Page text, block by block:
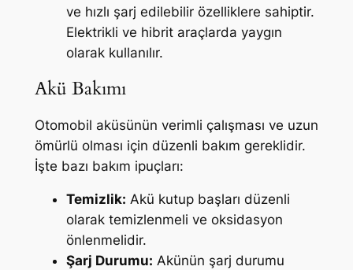
ve hızlı şarj edilebilir özelliklere sahiptir.
Elektrikli ve hibrit araçlarda yaygın
olarak kullanılır.
Akü Bakımı
Otomobil aküsünün verimli çalışması ve uzun
ömürlü olması için düzenli bakım gereklidir.
İşte bazı bakım ipuçları:
Temizlik: Akü kutup başları düzenli
olarak temizlenmeli ve oksidasyon
önlenmelidir.
Şarj Durumu: Akünün şarj durumu